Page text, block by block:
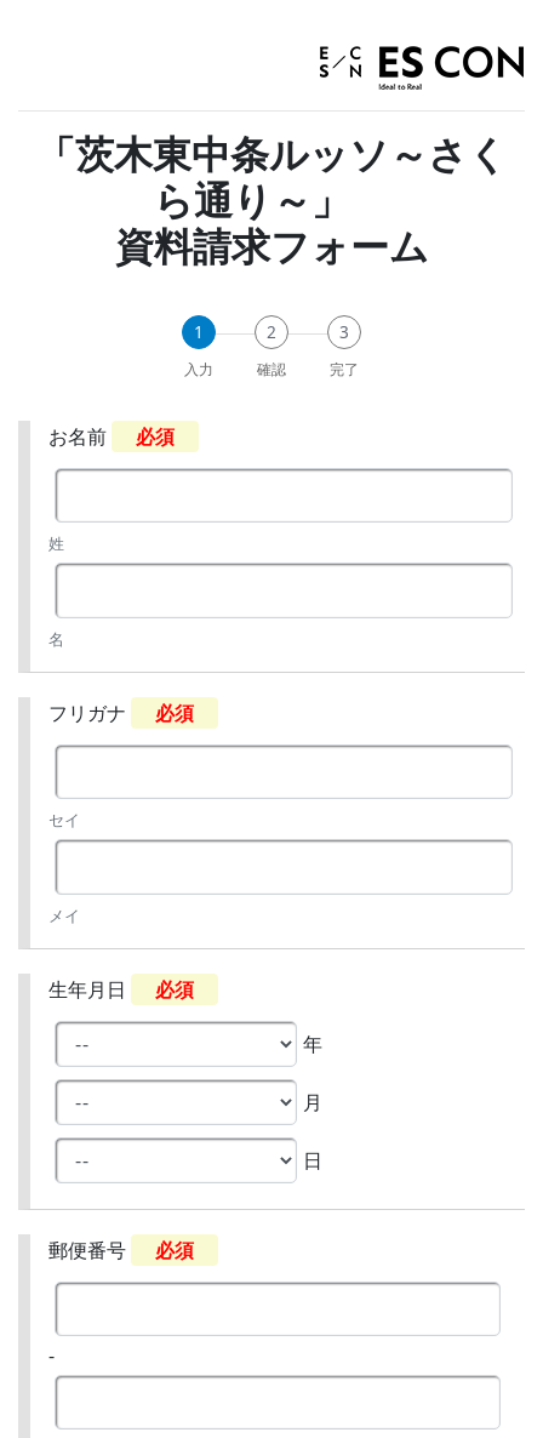
「茨木東中条ルッソ～さく
ら通り～」
資料請求フォーム
1
入力
2
確認
3
完了
お名前 必須
姓
名
フリガナ 必須
セイ
メイ
生年月日 必須
年
月
日
郵便番号 必須
-